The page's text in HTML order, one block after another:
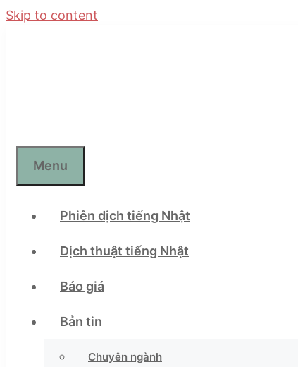
Skip to content
Menu
Phiên dịch tiếng Nhật
Dịch thuật tiếng Nhật
Báo giá
Bản tin
Chuyên ngành